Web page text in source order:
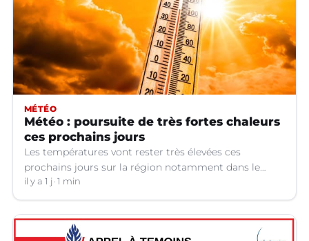
MÉTÉO
Météo : poursuite de très fortes chaleurs
ces prochains jours
Les températures vont rester très élevées ces
prochains jours sur la région notamment dans le
Languedoc.
il y a 1 j 1 min